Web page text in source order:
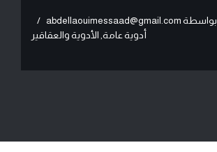
بواسطة abdellaouimessaad@gmail.com
أدوية عامة الأدوية والعقاقير